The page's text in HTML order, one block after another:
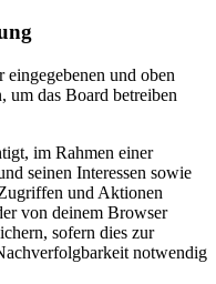
und oben
um das Board betreiben
im Rahmen einer
seinen Interessen sowie
und Aktionen
von deinem Browser
sofern dies zur
notwendig